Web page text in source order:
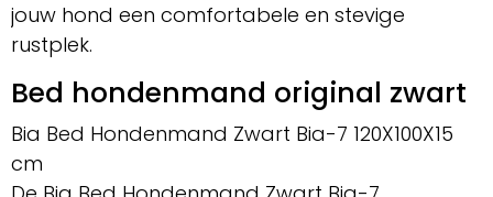
jouw hond een comfortabele en stevige
rustplek.
Bed hondenmand original zwart
Bia Bed Hondenmand Zwart Bia-7 120X100X15
cm